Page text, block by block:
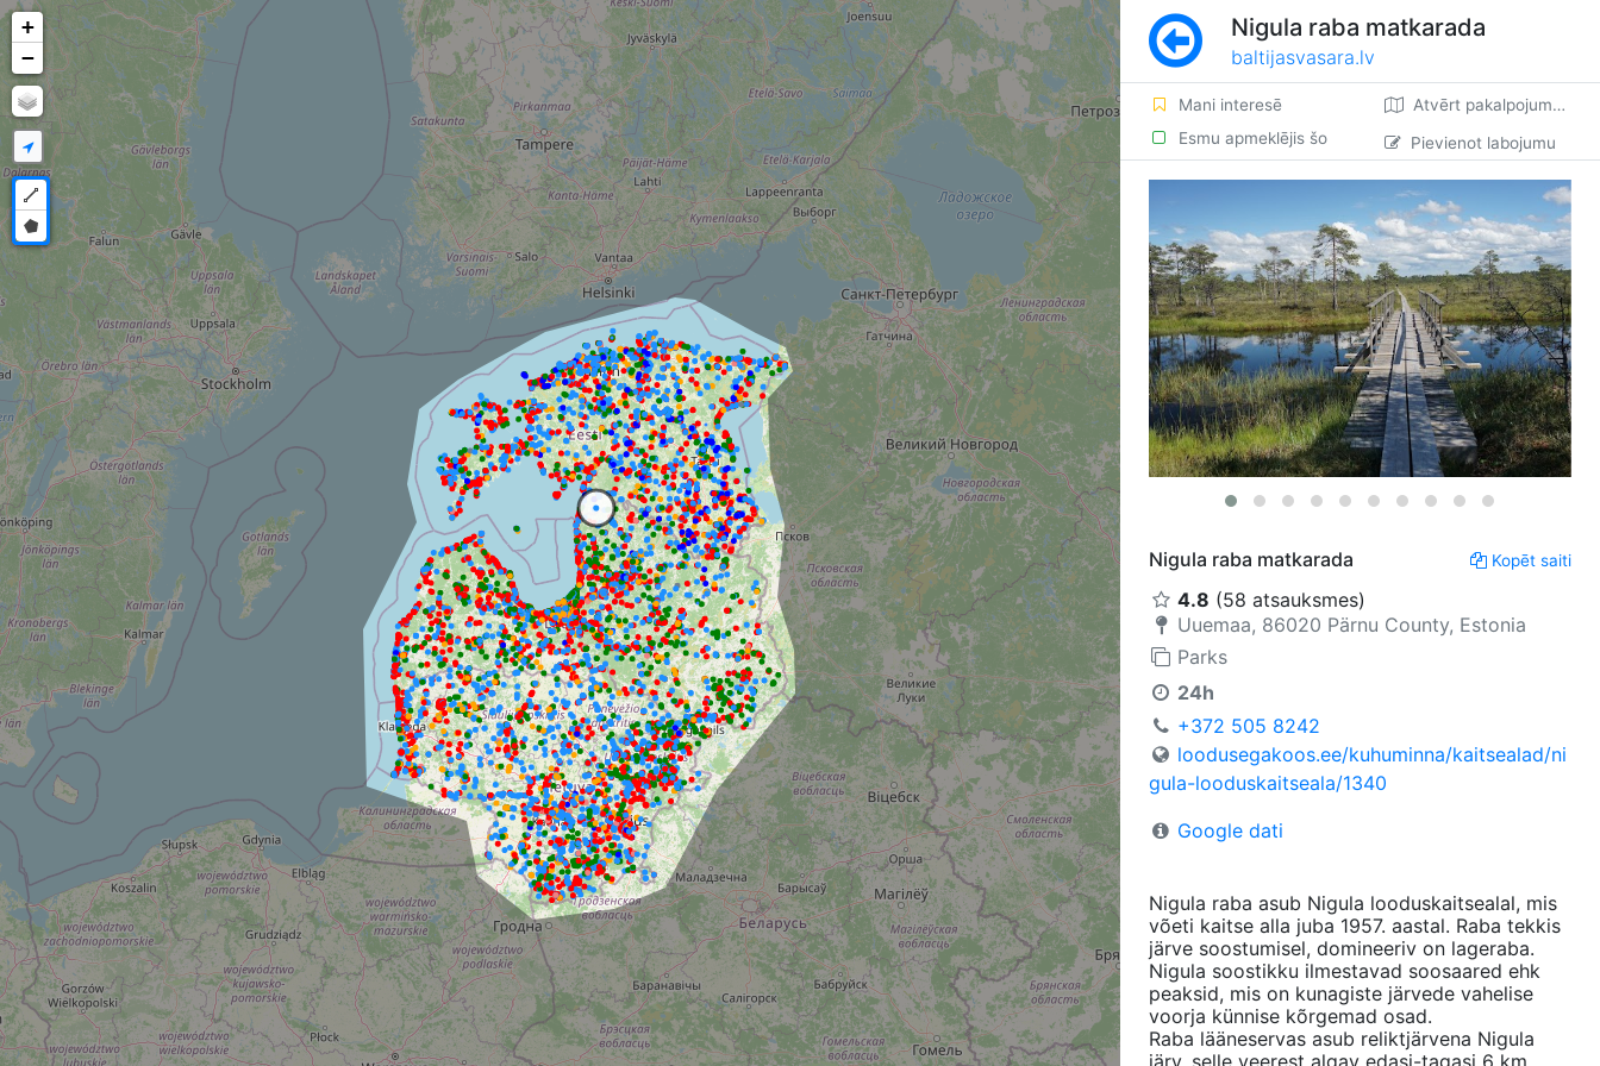
+
−
Draw a polyline
Draw a polygon
Nigula raba matkarada
baltijasvasara.lv
Mani interesē
Esmu apmeklējis šo
Atvērt pakalpojumā Google Maps
Pievienot labojumu
Nigula raba matkarada Kopēt saiti
4.8 (58 atsauksmes)
Uuemaa, 86020 Pärnu County, Estonia
Parks
24h
+372 505 8242
loodusegakoos.ee/kuhuminna/kaitsealad/ni
gula-looduskaitseala/1340
Google dati
Nigula raba asub Nigula looduskaitsealal, mis
võeti kaitse alla juba 1957. aastal. Raba tekkis
järve soostumisel, domineeriv on lageraba.
Nigula soostikku ilmestavad soosaared ehk
peaksid, mis on kunagiste järvede vahelise
voorja künnise kõrgemad osad.
Raba lääneservas asub reliktjärvena Nigula
järv, selle veerest algav edasi-tagasi 6 km